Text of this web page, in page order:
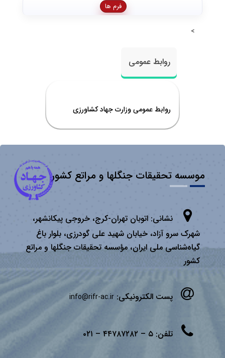
فرم ها
>
روابط عمومی
روابط عمومی وزارت جهاد کشاورزی
موسسه تحقیقات جنگلها و مراتع کشور
نشانی: اتوبان تهران­-كرج، خروجی پیكانشهر،
شهرک سرو آزاد، خیابان شهید علی گودرزی، بلوار باغ
گیاه‌شناسی ملی ایران، مؤسسه تحقیقات جنگلها و مراتع
كشور
پست الکترونیکی: info@rifr-ac.ir
تلفن: ۵ – ۴۴۷۸۷۲۸۲ – ۰۲۱